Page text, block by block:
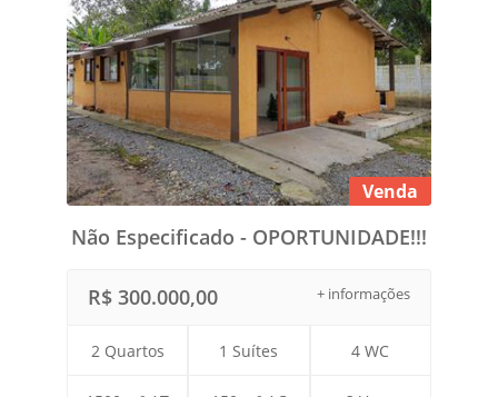
Venda
Não Especificado - OPORTUNIDADE!!!
+ informações
R$ 300.000,00
2 Quartos 1 Suítes 4 WC